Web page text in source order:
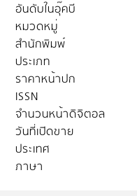
อันดับในอุ๊คบี
หมวดหมู่
สำนักพิมพ์
ประเภท
ราคาหน้าปก
ISSN
จำนวนหน้าดิจิตอล
วันที่เปิดขาย
ประเทศ
ภาษา